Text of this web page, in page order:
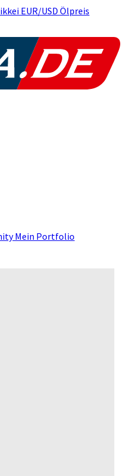
EUR/USD Ölpreis
Mein Portfolio